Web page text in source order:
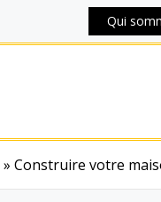
Qui
» Construire votre